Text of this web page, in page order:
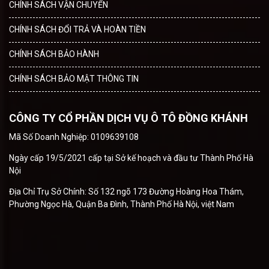
CHÍNH SÁCH VẬN CHUYỂN
CHÍNH SÁCH ĐỔI TRẢ VÀ HOÀN TIỀN
CHÍNH SÁCH BẢO HÀNH
CHÍNH SÁCH BẢO MẬT THÔNG TIN
CÔNG TY CỔ PHẦN DỊCH VỤ Ô TÔ ĐỒNG KHÁNH
Mã Số Doanh Nghiệp: 0109639108
Ngày cấp 19/5/2021 cấp tại Sở kế hoạch và đầu tư Thành Phố Hà
Nội
Địa Chỉ Trụ Sở Chính: Số 132 ngõ 173 Đường Hoàng Hoa Thám,
Phường Ngọc Hà, Quận Ba Đình, Thành Phố Hà Nội, việt Nam